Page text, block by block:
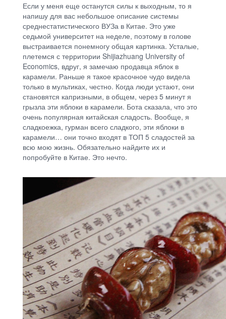
Если у меня еще останутся силы к выходным, то я
напишу для вас небольшое описание системы
среднестатистического ВУЗа в Китае. Это уже
седьмой университет на неделе, поэтому в голове
выстраивается понемногу общая картинка. Усталые,
плетемся с территории Shijiazhuang University of
Economics, вдруг, я замечаю продавца яблок в
карамели. Раньше я такое красочное чудо видела
только в мультиках, честно. Когда люди устают, они
становятся капризными, в общем, через 5 минут я
грызла эти яблоки в карамели. Бота сказала, что это
очень популярная китайская сладость. Вообще, я
сладкоежка, гурман всего сладкого, эти яблоки в
карамели… они точно входят в ТОП 5 сладостей за
всю мою жизнь. Обязательно найдите их и
попробуйте в Китае. Это нечто.